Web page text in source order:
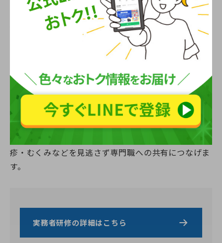
く、感染予防、皮膚トラブルの早期発見、本人の自己
像の維持に関わります。気分の落ち込みがある方で
も、整容が整うと活動意欲が上がることがあります。
も連動します。更衣では麻痺がある場合、脱ぐときは
動く側から、着るときは動かしにくい側から通す「脱
健着患」が基本です。衣類は着脱しやすさだけでな
く、本人の好みを尊重すると協力が得られやすくなり
ます。介助中は皮膚観察の機会でもあり、発赤・湿
疹・むくみなどを見逃さず専門職への共有につなげま
す。
実務者研修の詳細はこちら